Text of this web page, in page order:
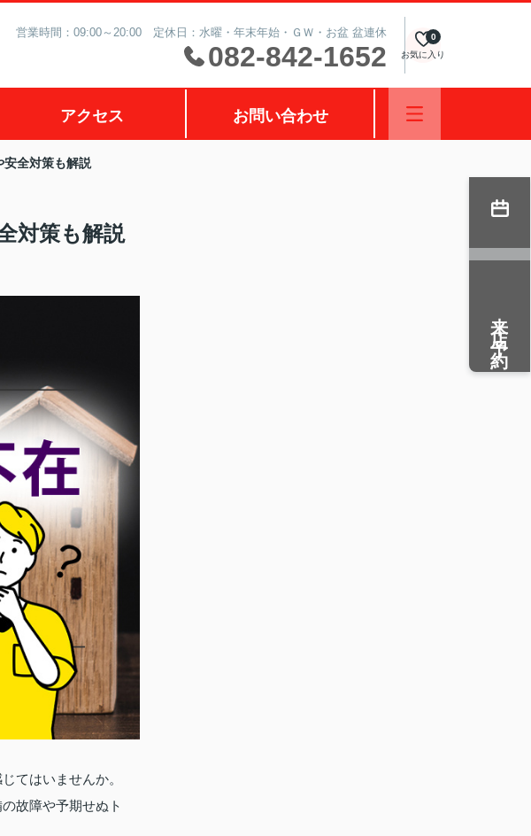
営業時間：09:00～20:00 定休日：水曜・年末年始・ＧＷ・お盆 盆連休
082-842-1652 お気に入り
0
アクセス お問い合わせ
安全対策も解説
対策も解説
てはいませんか。
故障や予期せぬト
来店予約